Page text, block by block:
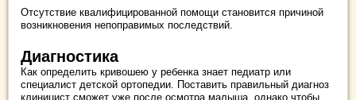
Отсутствие квалифицированной помощи становится причиной
возникновения непоправимых последствий.
Диагностика
Как определить кривошею у ребенка знает педиатр или
специалист детской ортопедии. Поставить правильный диагноз
клиницист сможет уже после осмотра малыша, однако чтобы